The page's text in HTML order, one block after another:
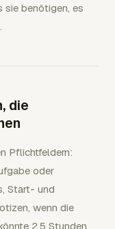
sie benötigen, es
die
Pflichtfeldern:
oder
Start- und
wenn die
2,5 Stunden